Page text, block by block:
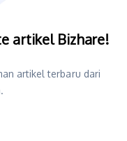
artikel Bizhare!
artikel terbaru dari